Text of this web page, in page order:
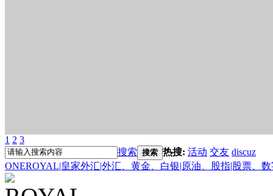
1 2 3
搜索 搜索 热搜: 活动 交友 discuz
ONEROYAL|皇家外汇|外汇、黄金、白银|原油、股指|股票、